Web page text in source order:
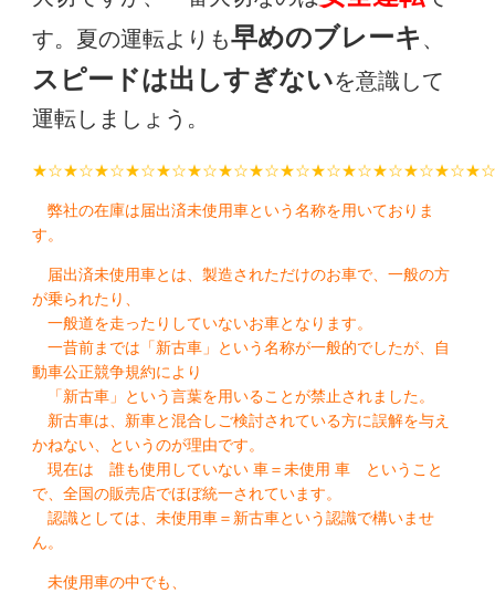
す。夏の運転よりも早めのブレーキ 、
スピードは出しすぎないを意識して
運転しましょう。
弊社の在庫は届出済未使用車という名称を用いておりま
す。
届出済未使用車とは、製造されただけのお車で、一般の方
が乗られたり、
一般道を走ったりしていないお車となります。
一昔前までは「新古車」という名称が一般的でしたが、自
動車公正競争規約により
「新古車」という言葉を用いることが禁止されました。
新古車は、新車と混合しご検討されている方に誤解を与え
かねない、というのが理由です。
現在は 誰も使用していない 車＝未使用 車 ということ
で、全国の販売店でほぼ統一されています。
認識としては、未使用車＝新古車という認識で構いませ
ん。
未使用車の中でも、